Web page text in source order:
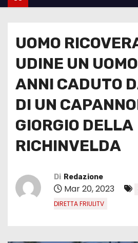
UOMO
UDINE UN
ANNI CADUTO
DI UN
GIORGIO DELLA
RICHINVELDA
Di Redazione
Mar 20, 2023
DIRETTA FRIULITV